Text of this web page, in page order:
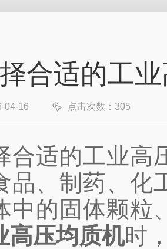
合适的工
04-16 点击次数：305
的工业高压
品、制药、化
中的固体颗粒
高压均质机时